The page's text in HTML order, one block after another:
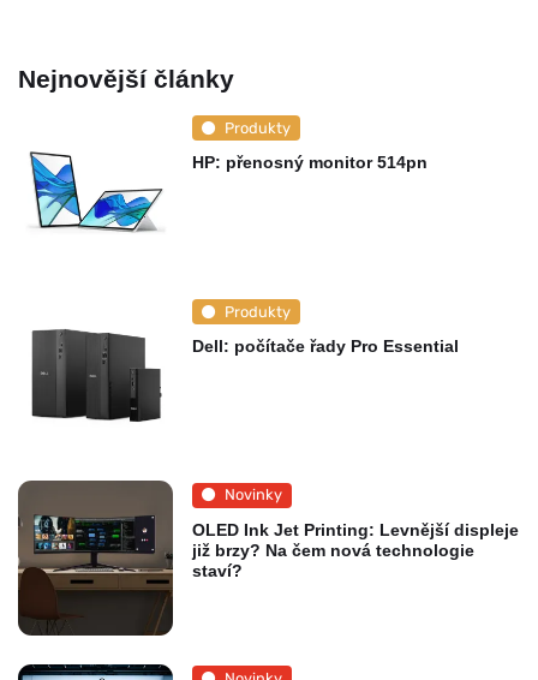
Nejnovější články
Produkty
HP: přenosný monitor 514pn
Produkty
Dell: počítače řady Pro Essential
Novinky
OLED Ink Jet Printing: Levnější displeje
již brzy? Na čem nová technologie
staví?